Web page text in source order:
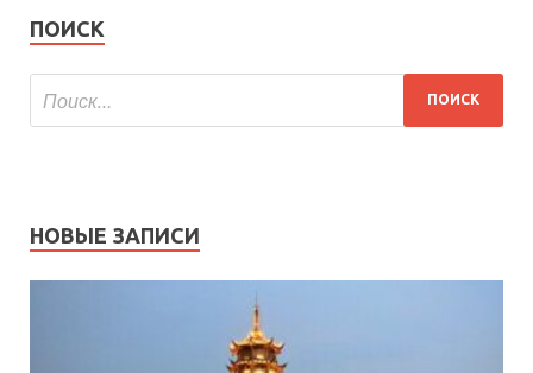
ПОИСК
НОВЫЕ ЗАПИСИ